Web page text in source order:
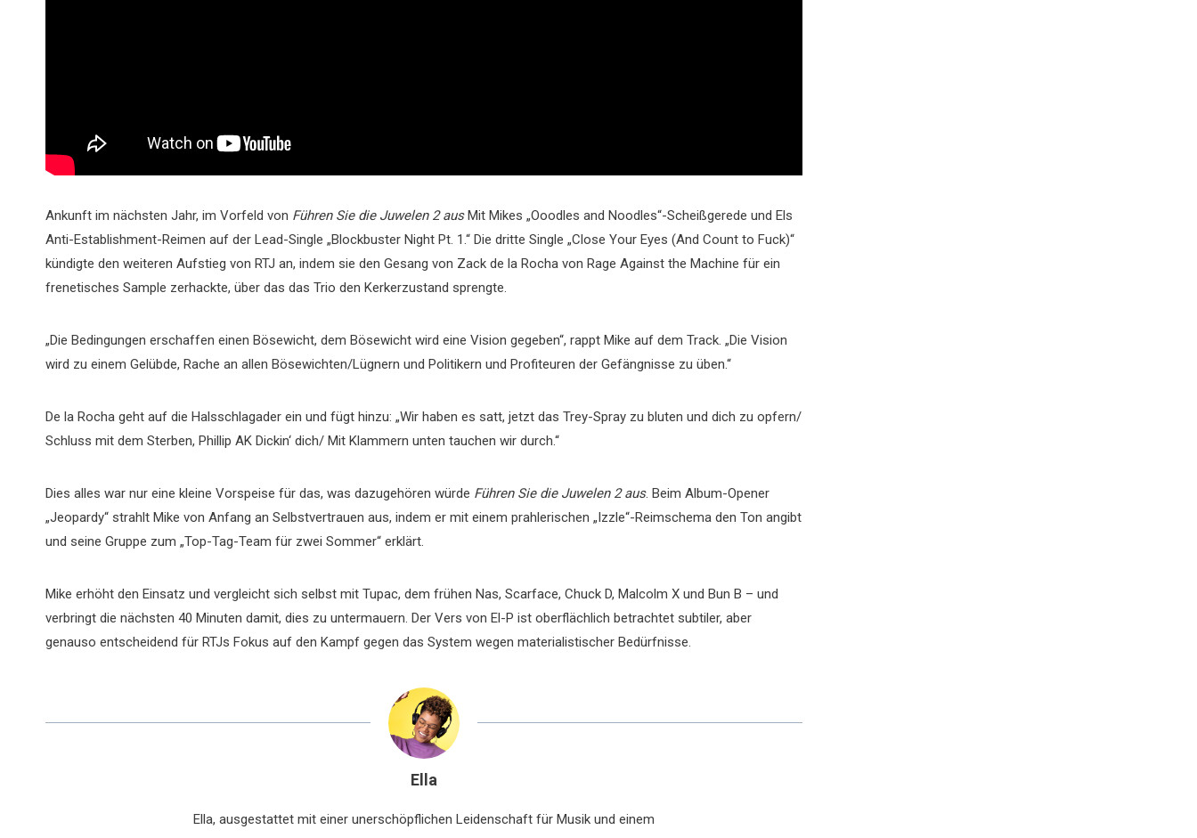
Ankunft im nächsten Jahr, im Vorfeld von Führen Sie die Juwelen 2 ausMit Mikes „Ooodles and Noodles“-Scheißgerede und Els
Anti-Establishment-Reimen auf der Lead-Single „Blockbuster Night Pt. 1.“ Die dritte Single „Close Your Eyes (And Count to Fuck)“
kündigte den weiteren Aufstieg von RTJ an, indem sie den Gesang von Zack de la Rocha von Rage Against the Machine für ein
frenetisches Sample zerhackte, über das das Trio den Kerkerzustand sprengte.
„Die Bedingungen erschaffen einen Bösewicht, dem Bösewicht wird eine Vision gegeben“, rappt Mike auf dem Track. „Die Vision
wird zu einem Gelübde, Rache an allen Bösewichten/Lügnern und Politikern und Profiteuren der Gefängnisse zu üben.“
De la Rocha geht auf die Halsschlagader ein und fügt hinzu: „Wir haben es satt, jetzt das Trey-Spray zu bluten und dich zu opfern/
Schluss mit dem Sterben, Phillip AK Dickin‘ dich/ Mit Klammern unten tauchen wir durch.“
Dies alles war nur eine kleine Vorspeise für das, was dazugehören würde Führen Sie die Juwelen 2 aus. Beim Album-Opener
„Jeopardy“ strahlt Mike von Anfang an Selbstvertrauen aus, indem er mit einem prahlerischen „Izzle“-Reimschema den Ton angibt
und seine Gruppe zum „Top-Tag-Team für zwei Sommer“ erklärt.
Mike erhöht den Einsatz und vergleicht sich selbst mit Tupac, dem frühen Nas, Scarface, Chuck D, Malcolm X und Bun B – und
verbringt die nächsten 40 Minuten damit, dies zu untermauern. Der Vers von El-P ist oberflächlich betrachtet subtiler, aber
genauso entscheidend für RTJs Fokus auf den Kampf gegen das System wegen materialistischer Bedürfnisse.
Ella
Ella, ausgestattet mit einer unerschöpflichen Leidenschaft für Musik und einem